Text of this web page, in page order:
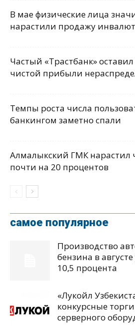
В мае физические лица
нарастили продажу
Частый «Трастбанк»
чистой прибыли
Темпы роста числа
банкингом заметно спали
Алмалыкский ГМК нарастил
почти на 20 процентов
самое популярное
Производство
бензина в
10,5 процента
«Лукойл
конкурсные
серверного